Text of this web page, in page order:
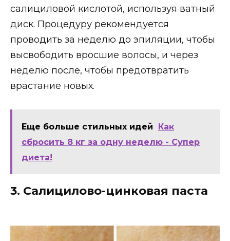
салициловой кислотой, используя ватный
диск. Процедуру рекомендуется
проводить за неделю до эпиляции, чтобы
высвободить вросшие волосы, и через
неделю после, чтобы предотвратить
врастание новых.
Еще больше стильных идей
Как
сбросить 8 кг за одну неделю - Супер
диета!
3. Салицилово-цинковая паста